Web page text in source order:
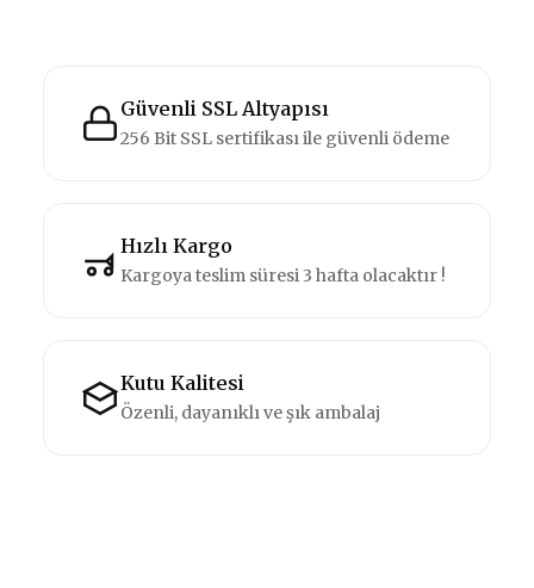
Güvenli SSL Altyapısı
256 Bit SSL sertifikası ile güvenli ödeme
Hızlı Kargo
Kargoya teslim süresi 3 hafta olacaktır !
Kutu Kalitesi
Özenli, dayanıklı ve şık ambalaj